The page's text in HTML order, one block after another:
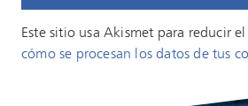
Este sitio usa Akismet para reducir el
cómo se procesan los datos de tus